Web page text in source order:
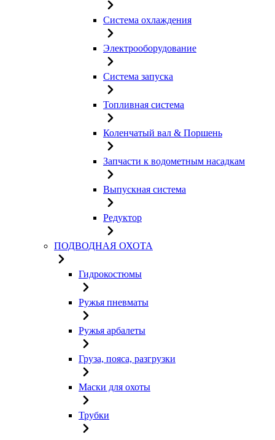
Система охлаждения
Электрооборудование
Система запуска
Топливная система
Коленчатый вал & Поршень
Запчасти к водометным насадкам
Выпускная система
Редуктор
ПОДВОДНАЯ ОХОТА
Гидрокостюмы
Ружья пневматы
Ружья арбалеты
Груза, пояса, разгрузки
Маски для охоты
Трубки